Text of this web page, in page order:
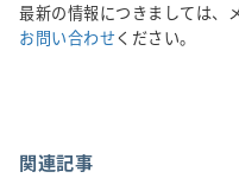
最新の情報につきましては、
お問い合わせください。
関連記事